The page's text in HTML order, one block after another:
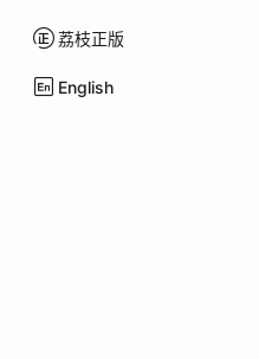
荔枝正版
English